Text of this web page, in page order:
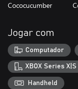
GRANDE FINAL
Generation", este
final da Trilogia Voxel
indie cativante e
Cococucumber
Jogar com
Computador
XBOX Series X|S
Handheld